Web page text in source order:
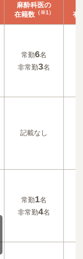
麻酔科医の
在籍数（※1）
有
常勤6名
非常勤3名
記載なし
常勤1名
非常勤4名